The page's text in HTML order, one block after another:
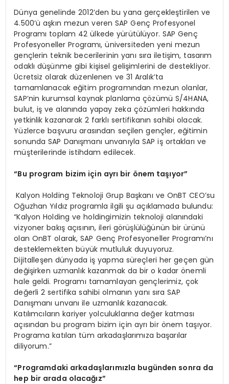
Dünya genelinde 2012’den bu yana gerçekleştirilen ve
4.500’ü aşkın mezun veren SAP Genç Profesyonel
Programı toplam 42 ülkede yürütülüyor. SAP Genç
Profesyoneller Programı, üniversiteden yeni mezun
gençlerin teknik becerilerinin yanı sıra iletişim, tasarım
odaklı düşünme gibi kişisel gelişimlerini de destekliyor.
Ücretsiz olarak düzenlenen ve 31 Aralık’ta
tamamlanacak eğitim programından mezun olanlar,
SAP’nin kurumsal kaynak planlama çözümü S/4HANA,
bulut, iş ve alanında yapay zeka çözümleri hakkında
yetkinlik kazanarak 2 farklı sertifikanın sahibi olacak.
Yüzlerce başvuru arasından seçilen gençler, eğitimin
sonunda SAP Danışmanı unvanıyla SAP iş ortakları ve
müşterilerinde istihdam edilecek.
“Bu program bizim için ayrı bir önem taşıyor”
Kalyon Holding Teknoloji Grup Başkanı ve OnBT CEO’su
Oğuzhan Yıldız programla ilgili şu açıklamada bulundu:
“Kalyon Holding ve holdingimizin teknoloji alanındaki
vizyoner bakış açısının, ileri görüşlülüğünün bir ürünü
olan OnBT olarak, SAP Genç Profesyoneller Programı’nı
desteklemekten büyük mutluluk duyuyoruz.
Dijitalleşen dünyada iş yapma süreçleri her geçen gün
değişirken uzmanlık kazanmak da bir o kadar önemli
hale geldi. Programı tamamlayan gençlerimiz, çok
değerli 2 sertifika sahibi olmanın yanı sıra SAP
Danışmanı unvanı ile uzmanlık kazanacak.
Katılımcıların kariyer yolculuklarına değer katması
açısından bu program bizim için ayrı bir önem taşıyor.
Programa katılan tüm arkadaşlarımıza başarılar
diliyorum.”
“Programdaki arkadaşlarımızla bugünden sonra da
hep bir arada olacağız”